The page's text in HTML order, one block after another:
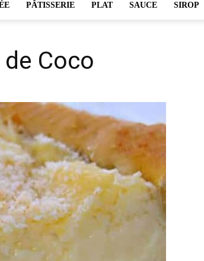
PÂTISSERIE PLAT SAUCE SIROP
Coco